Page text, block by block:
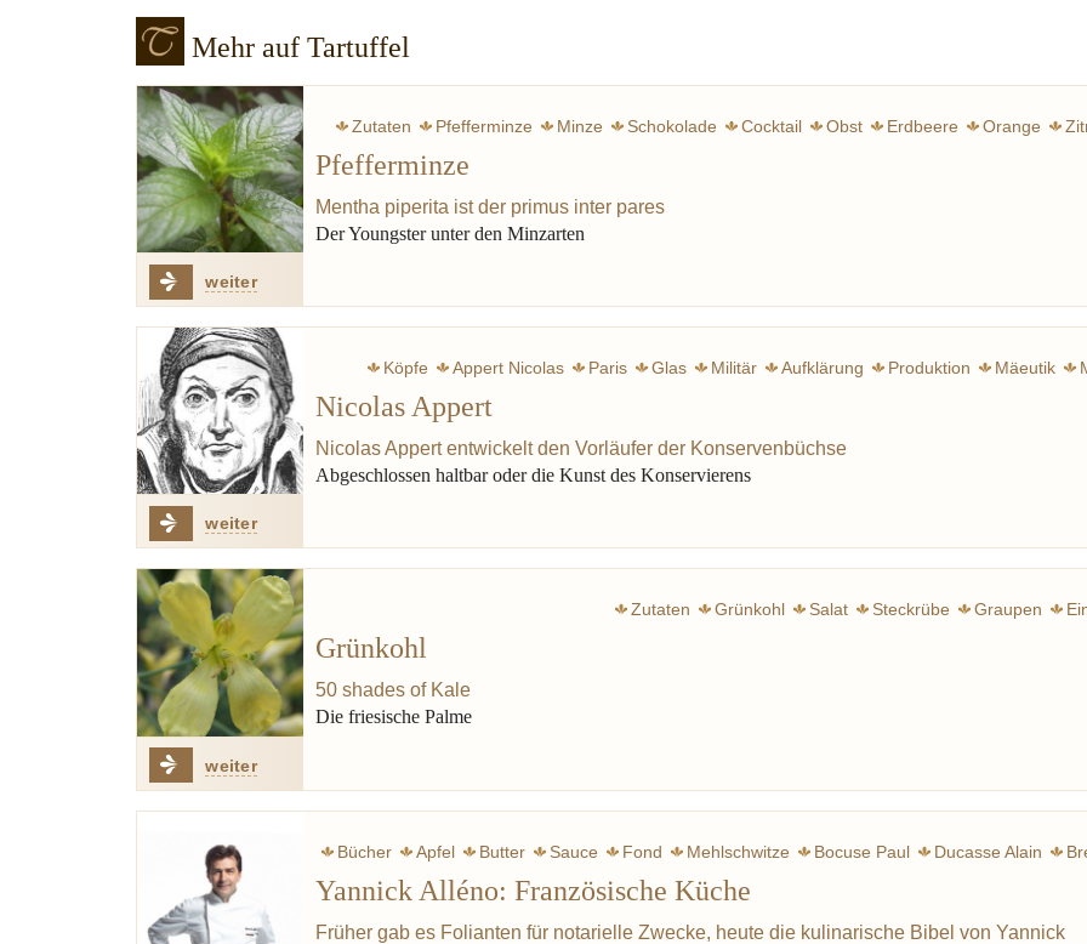
Mehr auf Tartuffel
weiter
Zutaten Pfefferminze Minze Schokolade Cocktail Obst Erdbeere Orange
Pfefferminze
Mentha piperita ist der primus inter pares
Der Youngster unter den Minzarten
weiter
Köpfe Appert Nicolas Paris Glas Militär Aufklärung Produktion Mäeutik
Nicolas Appert
Nicolas Appert entwickelt den Vorläufer der Konservenbüchse
Abgeschlossen haltbar oder die Kunst des Konservierens
weiter
Zutaten Grünkohl Salat Steckrübe Graupen
Grünkohl
50 shades of Kale
Die friesische Palme
Bücher Apfel Butter Sauce Fond Mehlschwitze Bocuse Paul Ducasse Alain
Yannick Alléno: Französische Küche
Früher gab es Folianten für notarielle Zwecke, heute die kulinarische Bibel von Yannick